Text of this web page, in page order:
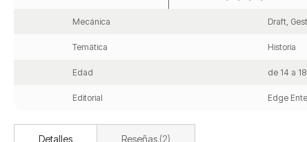
Mecánica Draft,
Temática Historia
Edad de 14 a
Editorial Edge
Detalles Reseñas 2